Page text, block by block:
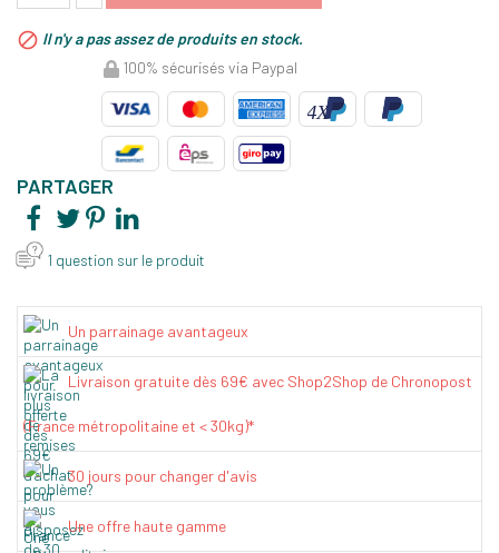
 Il n'y a pas assez de produits en stock.
100% sécurisés via Paypal
PARTAGER
1 question sur le produit
Un parrainage avantageux
Livraison gratuite dès 69€ avec Shop2Shop de Chronopost
(France métropolitaine et < 30kg)*
30 jours pour changer d'avis
Une offre haute gamme